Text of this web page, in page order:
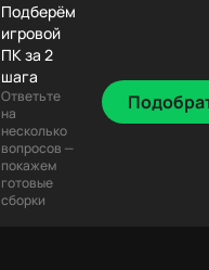
Подберём
игровой
ПК за 2
шага
Ответьте
на
несколько
вопросов —
покажем
готовые
сборки